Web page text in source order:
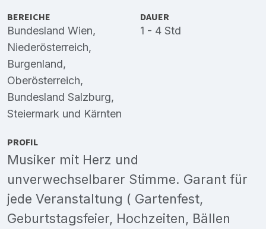
BEREICHE
Bundesland Wien,
Niederösterreich,
Burgenland,
Oberösterreich,
Bundesland Salzburg,
Steiermark und Kärnten
DAUER
1 - 4 Std
PROFIL
Musiker mit Herz und
unverwechselbarer Stimme. Garant für
jede Veranstaltung ( Gartenfest,
Geburtstagsfeier, Hochzeiten, Bällen